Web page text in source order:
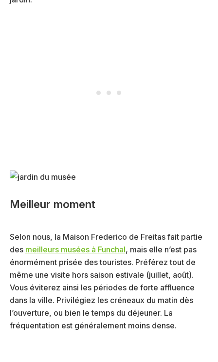
Meilleur moment
Selon nous, la Maison Frederico de Freitas fait partie
des meilleurs musées à Funchal, mais elle n’est pas
énormément prisée des touristes. Préférez tout de
même une visite hors saison estivale (juillet, août).
Vous éviterez ainsi les périodes de forte affluence
dans la ville. Privilégiez les créneaux du matin dès
l’ouverture, ou bien le temps du déjeuner. La
fréquentation est généralement moins dense.